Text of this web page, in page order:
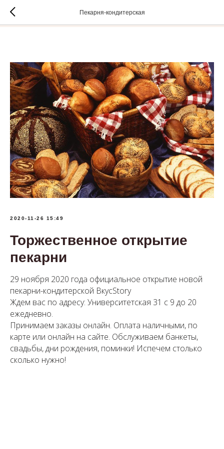
Пекарня-кондитерская
2020-11-26 15:49
Торжественное открытие
пекарни
29 ноября 2020 года официальное открытие новой
пекарни-кондитерской ВкусStory
Ждем вас по адресу: Университетская 31 с 9 до 20
ежедневно.
Принимаем заказы онлайн. Оплата наличными, по
карте или онлайн на сайте. Обслуживаем банкеты,
свадьбы, дни рождения, поминки! Испечем столько
сколько нужно!